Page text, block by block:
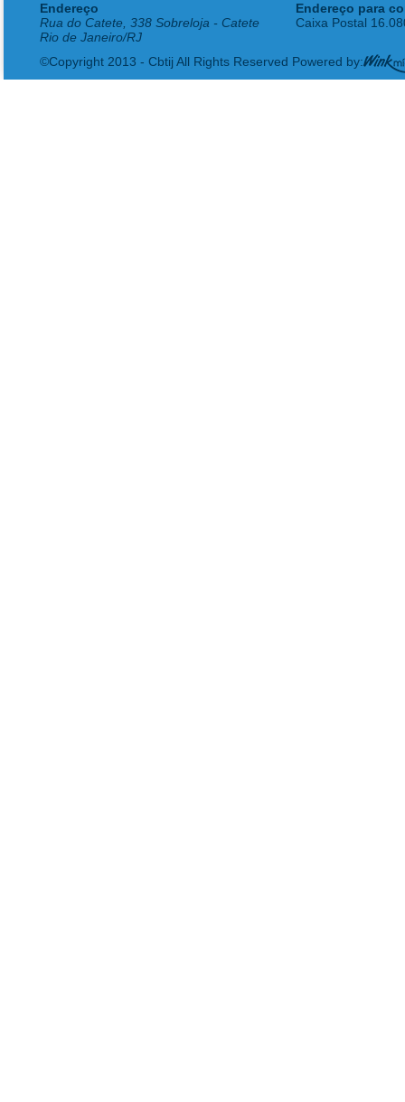
Endereço
Rua do Catete, 338 Sobreloja - Catete
Rio de Janeiro/RJ
Endereço para
Caixa Postal
©Copyright 2013 - Cbtij All Rights Reserved Powered by: